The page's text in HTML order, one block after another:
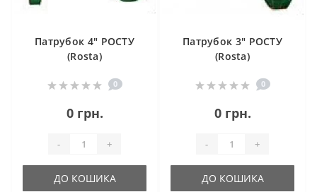
Патрубок 4" РОСТУ
(Rosta)
0
0 грн.
- +
ДО КОШИКА
Патрубок 3" РОСТУ
(Rosta)
0
0 грн.
- +
ДО КОШИКА